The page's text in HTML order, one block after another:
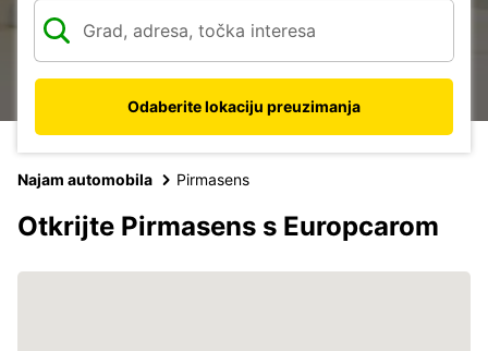
Odaberite lokaciju preuzimanja
Najam automobila Pirmasens
Otkrijte Pirmasens s Europcarom